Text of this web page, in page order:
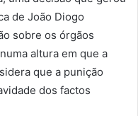
de João Diogo
sobre os órgãos
altura em que a
que a punição
dos factos